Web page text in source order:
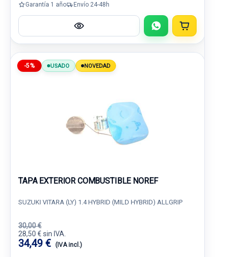
Garantía 1 año Envío 24-48h
-5% USADO NOVEDAD
TAPA EXTERIOR COMBUSTIBLE NOREF
SUZUKI VITARA (LY) 1.4 HYBRID (MILD HYBRID) ALLGRIP
30,00 €
28,50 € sin IVA.
34,49 € (IVA incl.)